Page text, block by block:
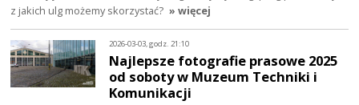
z jakich ulg możemy skorzystać? » więcej
2026-03-03, godz. 21:10
Najlepsze fotografie prasowe 2025
od soboty w Muzeum Techniki i
Komunikacji